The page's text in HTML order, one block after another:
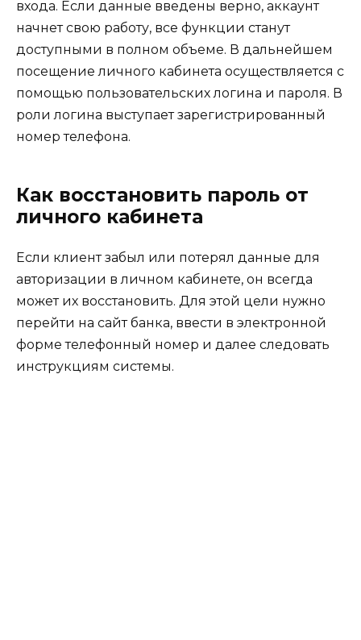
входа. Если данные введены верно, аккаунт
начнет свою работу, все функции станут
доступными в полном объеме. В дальнейшем
посещение личного кабинета осуществляется с
помощью пользовательских логина и пароля. В
роли логина выступает зарегистрированный
номер телефона.
Как восстановить пароль от
личного кабинета
Если клиент забыл или потерял данные для
авторизации в личном кабинете, он всегда
может их восстановить. Для этой цели нужно
перейти на сайт банка, ввести в электронной
форме телефонный номер и далее следовать
инструкциям системы.